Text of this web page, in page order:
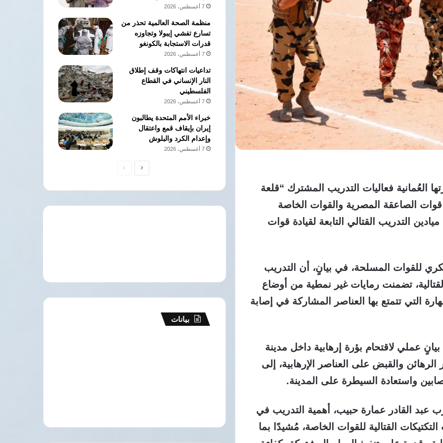
العُمانية فعاليات التدريب المشترك “قلعة
قوات الصاعقة المصرية والقوات الخاصة
التدريب القتالي التابعة لقيادة قوات
وذكرت الصفحة الرسمية للمتحدث العسكري للقوات المسلحة‎، في بيانٍ، أن التدريب
تضمنت رمايات غير نمطية من أوضاع
التي تتمتع بها العناصر المشاركة في إصابة
عملي لاقتحام بؤرة إرهابية داخل مدينة
والقبض على العناصر الإرهابية، إلى
واستعادة السيطرة على المدينة.
عبد القادر عمارة حبيب، أهمية التدريب في
القتالية للقوات الخاصة، مُشيدًا بما
7 أغسطس، 2026
منظمة الصحة العالمية تحذر من
تسارع تفشي إيبولا وتجاوزه
قدرات الاستجابة بالكونغو
7 أغسطس، 2026
تداعيات انتهاكات وقف إطلاق
النار الإنساني في القطاع
الفلسطيني
7 أغسطس، 2026
خبراء الأمم المتحدة يطالبون
إيران بإيقاف قمع واعتقال
وإعدام الكرد والبلوش
7 أغسطس، 2026
الصفحةالصفحة
بيانات